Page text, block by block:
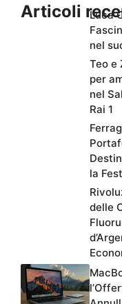
Articoli
Luca
nel
Teo e
per
nel
Rai 1
la
delle